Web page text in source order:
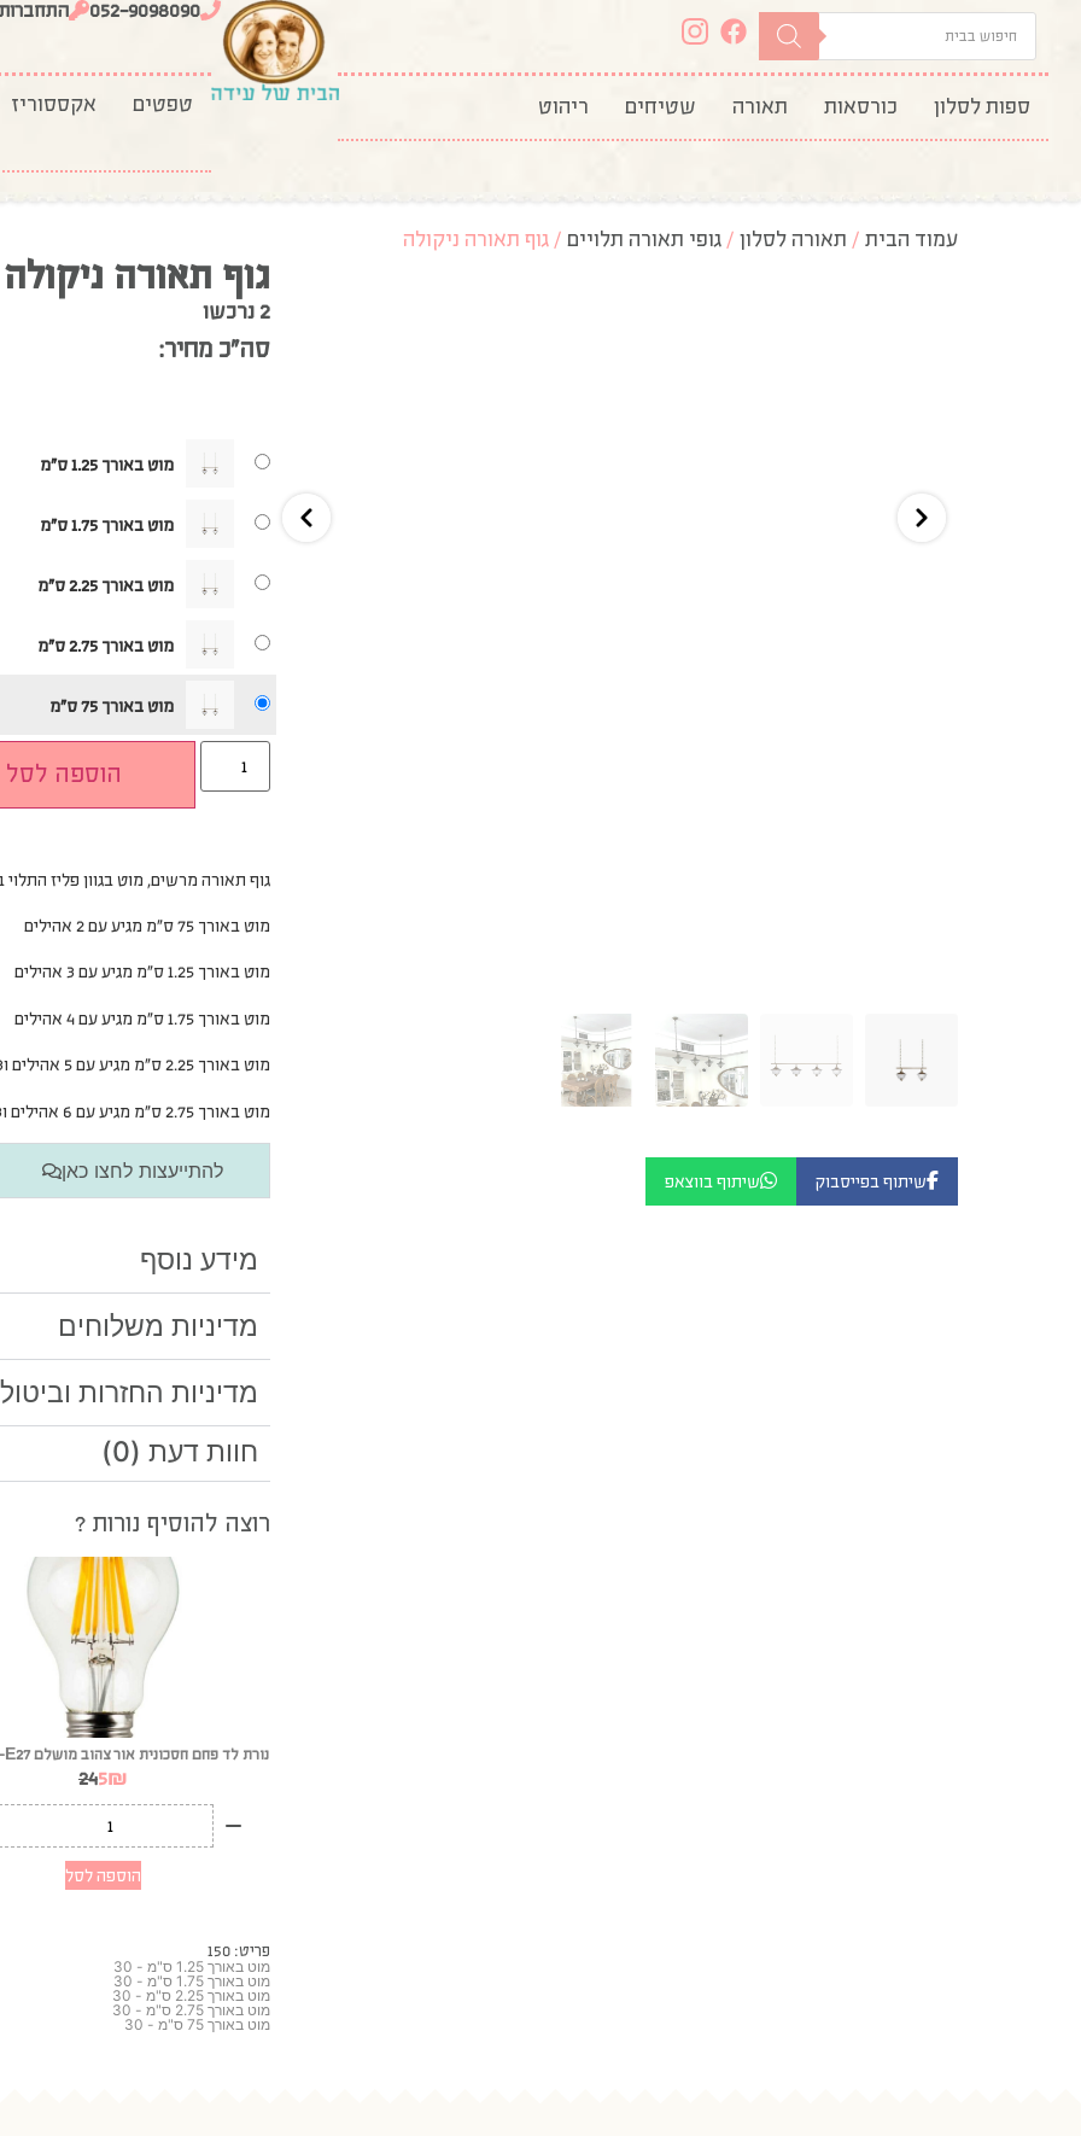
ספות לסלון כורסאות תאורה שטיחים ריהוט
052-9098090 התחברות
טפטים אקססוריז
עמוד הבית / תאורה לסלון / גופי תאורה תלויים / גוף תאורה ניקולה
שיתוף בפייסבוק שיתוף בווצאפ
גוף תאורה ניקולה
2 נרכשו
סה”כ מחיר:
מוט באורך 1.25 ס"מ
מוט באורך 1.75 ס"מ
מוט באורך 2.25 ס"מ
מוט באורך 2.75 ס"מ
מוט באורך 75 ס"מ
הוספה לסל
גוף תאורה מרשים, מוט בגוון פליז התלוי
מוט באורך 75 ס”מ מגיע עם 2 אהילים
מוט באורך 1.25 ס”מ מגיע עם 3 אהילים
מוט באורך 1.75 ס”מ מגיע עם 4 אהילים
מוט באורך 2.25 ס”מ מגיע עם 5 אהילים ו3 שרשראות, משני הצדדים ואחת במרכז
מוט באורך 2.75 ס”מ מגיע עם 6 אהילים ו3 שרשראות, משני הצדדים ואחת במרכז
להתייעצות לחצו כאן
מידע נוסף
מדיניות משלוחים
מדיניות החזרות
חוות דעת (0)
רוצה להוסיף נורות ?
נורת לד פחם חסכונית אור צהוב מושלם 8W-A60-E27
₪
5
24
הוספה לסל
פריט: 150
מוט באורך 1.25 ס"מ - 30
מוט באורך 1.75 ס"מ - 30
מוט באורך 2.25 ס"מ - 30
מוט באורך 2.75 ס"מ - 30
מוט באורך 75 ס"מ - 30